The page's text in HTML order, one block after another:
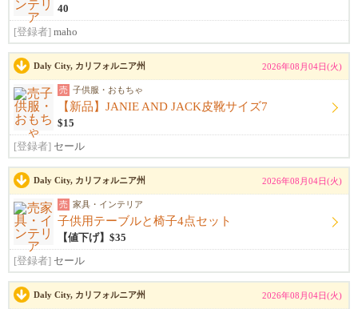
40
[登録者] maho
Daly City, カリフォルニア州 2026年08月04日(火)
売 子供服・おもちゃ
【新品】JANIE AND JACK皮靴サイズ7
$15
[登録者] セール
Daly City, カリフォルニア州 2026年08月04日(火)
売 家具・インテリア
子供用テーブルと椅子4点セット
【値下げ】$35
[登録者] セール
Daly City, カリフォルニア州 2026年08月04日(火)